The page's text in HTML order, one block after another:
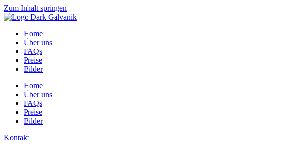
Zum Inhalt springen
Home
Über uns
FAQs
Preise
Bilder
Home
Über uns
FAQs
Preise
Bilder
Kontakt